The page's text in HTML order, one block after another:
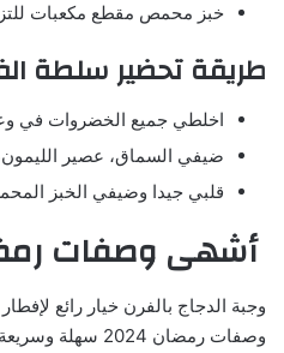
خبز محمص مقطع مكعبات
طريقة تحضير سلطة
اخلطي جميع الخضروات في
ضيفي السماق، عصير
قلبي جيدا وضيفي الخبز
أشهى وصفات رمضان
وجبة الدجاج بالفرن خيار رائع
وصفات رمضان